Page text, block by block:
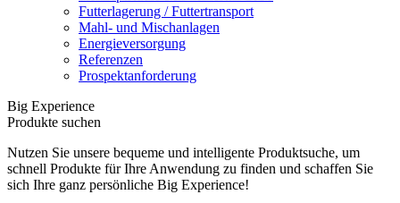
Futterlagerung / Futtertransport
Mahl- und Mischanlagen
Energieversorgung
Referenzen
Prospektanforderung
Big Experience
Produkte suchen
Nutzen Sie unsere bequeme und intelligente Produktsuche, um
schnell Produkte für Ihre Anwendung zu finden und schaffen Sie
sich Ihre ganz persönliche Big Experience!